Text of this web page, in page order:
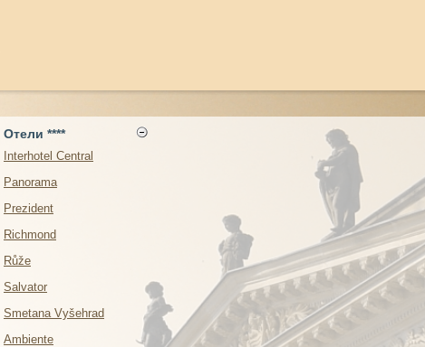
Отели ****
Interhotel Central
Panorama
Prezident
Richmond
Růže
Salvator
Smetana Vyšehrad
Ambiente